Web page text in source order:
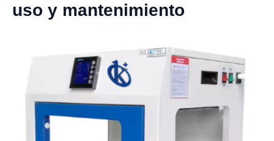
uso y mantenimiento